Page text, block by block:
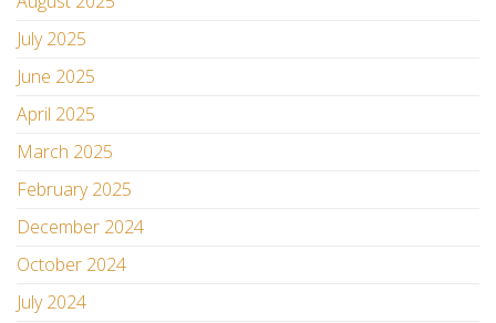
July 2025
June 2025
April 2025
March 2025
February 2025
December 2024
October 2024
July 2024